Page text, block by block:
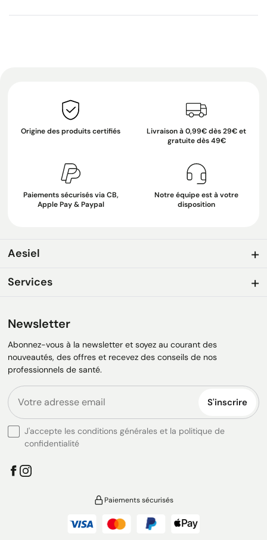
Origine des produits certifiés
Livraison à 0,99€ dès 29€ et
gratuite dès 49€
Paiements sécurisés via CB,
Apple Pay & Paypal
Notre équipe est à votre
disposition
Aesiel
Services
Newsletter
Abonnez-vous à la newsletter et soyez au courant des
nouveautés, des offres et recevez des conseils de nos
professionnels de santé.
S'inscrire
J'accepte les conditions générales et la politique de
confidentialité
Paiements sécurisés